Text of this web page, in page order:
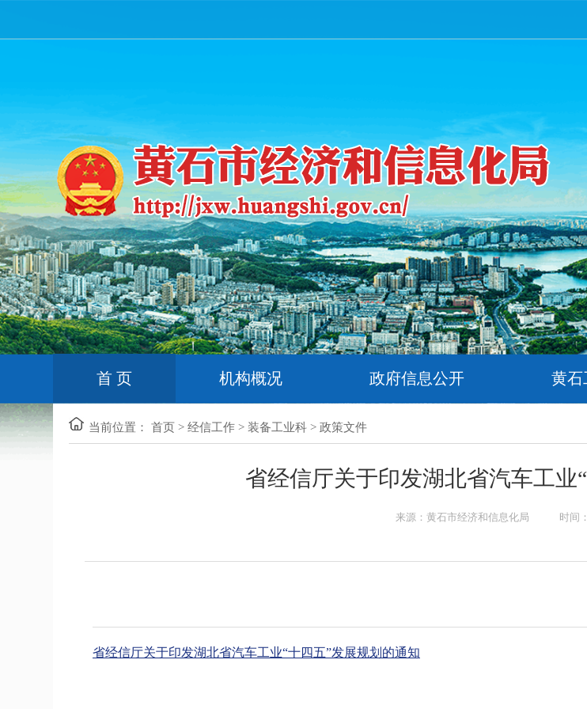
首 页 机构概况 政府信息公开 黄石
当前位置： 首页 > 经信工作 > 装备工业科 > 政策文件
省经信厅关于印发湖北省汽车工业
来源：黄石市经济和信息化局 时间：
省经信厅关于印发湖北省汽车工业“十四五”发展规划的通知